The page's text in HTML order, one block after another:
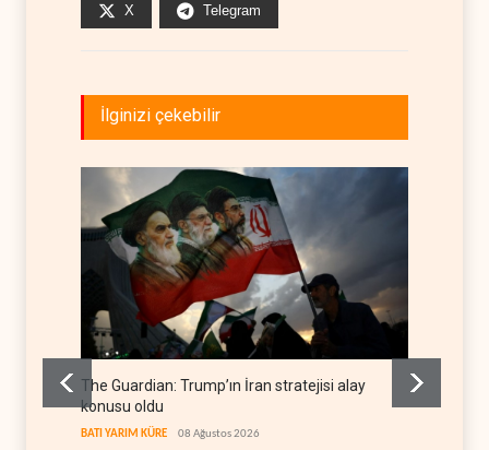
X Telegram
İlginizi çekebilir
The Guardian: Trump’ın İran stratejisi alay
konusu oldu
BATI YARIM KÜRE 08 Ağustos 2026